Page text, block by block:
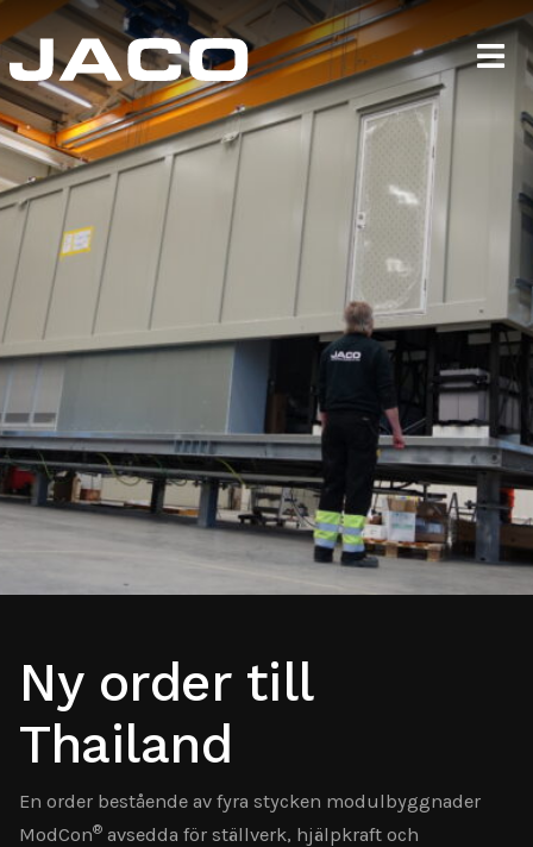
Ny order till
Thailand
En order bestående av fyra stycken modulbyggnader
ModCon® avsedda för ställverk, hjälpkraft och